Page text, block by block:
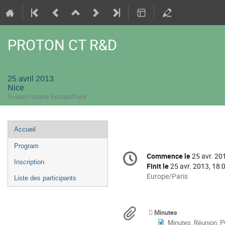
PROTON CT R&D
25 avril 2013
Nice
Fuseau horaire Europe/Paris
Menu
de
l'événement
Accueil
Program
Inscription
Liste des participants
Information
de
Date/Heure
Commence le25 avr.
Finit le25 avr. 2013,
Toutes
en
Europe/Paris
Documents
Minutes